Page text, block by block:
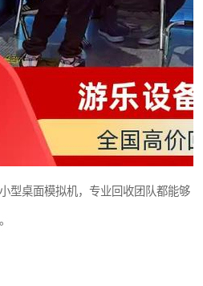
型桌面模拟机，专业回收团队都能够